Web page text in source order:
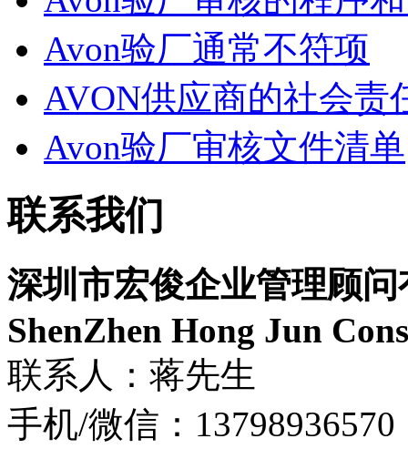
Avon验厂通常不符项
AVON供应商的社会责
Avon验厂审核文件清单
联系我们
深圳市宏俊企业管理顾
ShenZhen Hong Jun
联系人：蒋先生
手机/微信：13798936570